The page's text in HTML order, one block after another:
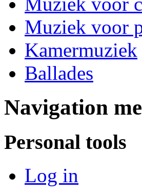
Muziek voor
Kamermuziek
Ballades
Navigation
Personal tools
Log in